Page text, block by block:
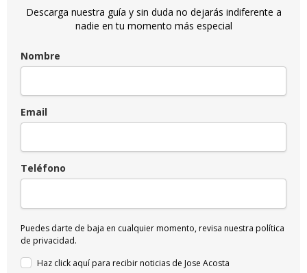
Descarga nuestra guía y sin duda no dejarás indiferente a
nadie en tu momento más especial
Nombre
Email
Teléfono
Puedes darte de baja en cualquier momento, revisa nuestra política
de privacidad.
Haz click aquí para recibir noticias de Jose Acosta